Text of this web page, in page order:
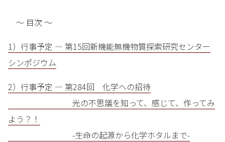
～ 目次 ～
1）行事予定 — 第15回新機能無機物質探索研究センター
シンポジウム
2）行事予定 — 第284回 化学への招待
光の不思議を知って、感じて、作ってみ
よう？！
-生命の起源から化学ホタルまで-